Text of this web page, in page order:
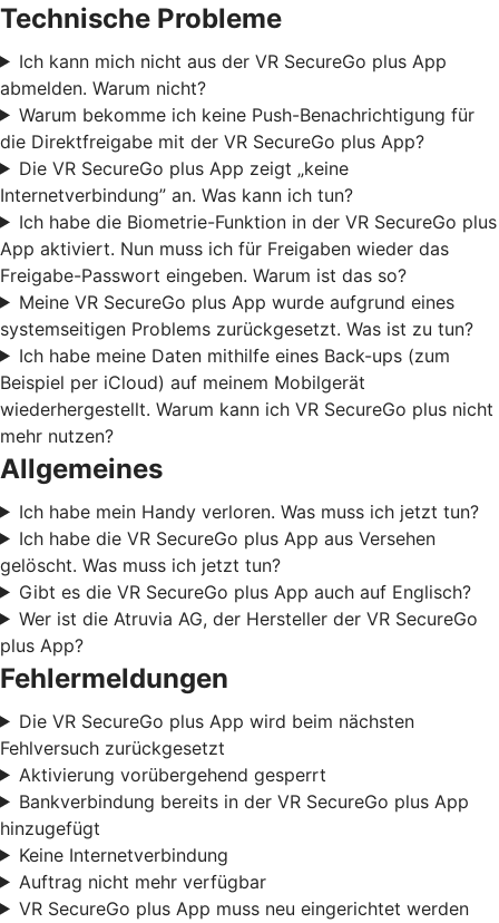
Technische Probleme
Ich kann mich nicht aus der VR SecureGo plus App
abmelden. Warum nicht?
Warum bekomme ich keine Push-Benachrichtigung für
die Direktfreigabe mit der VR SecureGo plus App?
Die VR SecureGo plus App zeigt „keine
Internetverbindung” an. Was kann ich tun?
Ich habe die Biometrie-Funktion in der VR SecureGo plus
App aktiviert. Nun muss ich für Freigaben wieder das
Freigabe-Passwort eingeben. Warum ist das so?
Meine VR SecureGo plus App wurde aufgrund eines
systemseitigen Problems zurückgesetzt. Was ist zu tun?
Ich habe meine Daten mithilfe eines Back-ups (zum
Beispiel per iCloud) auf meinem Mobilgerät
wiederhergestellt. Warum kann ich VR SecureGo plus nicht
mehr nutzen?
Allgemeines
Ich habe mein Handy verloren. Was muss ich jetzt tun?
Ich habe die VR SecureGo plus App aus Versehen
gelöscht. Was muss ich jetzt tun?
Gibt es die VR SecureGo plus App auch auf Englisch?
Wer ist die Atruvia AG, der Hersteller der VR SecureGo
plus App?
Fehlermeldungen
Die VR SecureGo plus App wird beim nächsten
Fehlversuch zurückgesetzt
Aktivierung vorübergehend gesperrt
Bankverbindung bereits in der VR SecureGo plus App
hinzugefügt
Keine Internetverbindung
Auftrag nicht mehr verfügbar
VR SecureGo plus App muss neu eingerichtet werden